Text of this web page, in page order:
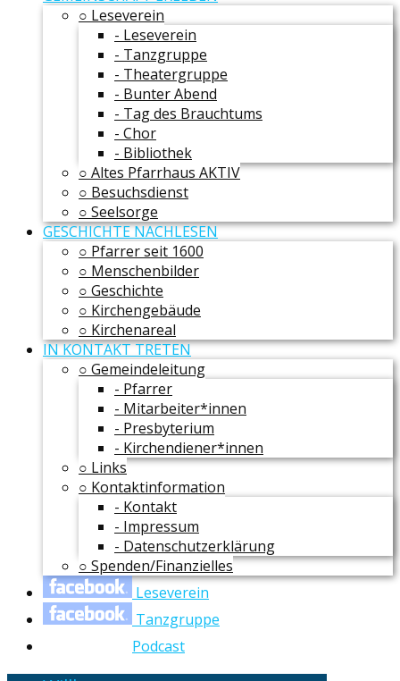
○ Leseverein
- Leseverein
- Tanzgruppe
- Theatergruppe
- Bunter Abend
- Tag des Brauchtums
- Chor
- Bibliothek
○ Altes Pfarrhaus AKTIV
○ Besuchsdienst
○ Seelsorge
GESCHICHTE NACHLESEN
○ Pfarrer seit 1600
○ Menschenbilder
○ Geschichte
○ Kirchengebäude
○ Kirchenareal
IN KONTAKT TRETEN
○ Gemeindeleitung
- Pfarrer
- Mitarbeiter*innen
- Presbyterium
- Kirchendiener*innen
○ Links
○ Kontaktinformation
- Kontakt
- Impressum
- Datenschutzerklärung
○ Spenden/Finanzielles
Leseverein
Tanzgruppe
Podcast